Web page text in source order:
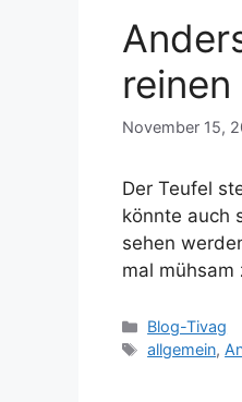
November 15,
Der Teufel
könnte auch
sehen
mal
Kategorien
Blog-Tivag
allgemein,